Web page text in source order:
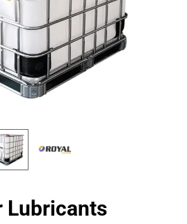
Lubricants